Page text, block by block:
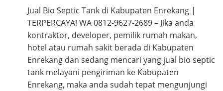
Jual Bio Septic Tank di Kabupaten Enrekang |
TERPERCAYA! WA 0812-9627-2689 – Jika anda
kontraktor, developer, pemilik rumah makan,
hotel atau rumah sakit berada di Kabupaten
Enrekang dan sedang mencari yang jual bio septic
tank melayani pengiriman ke Kabupaten
Enrekang, maka anda sudah tepat mengunjungi